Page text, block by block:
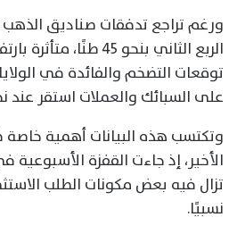
ورغم تراجع تدفقات صناديق الذهب
الربع الثاني بنحو 45 طنًا،
توقعات التضخم والفائدة في
على السبائك والعملات استقر عند نحو 307
وتكتسب هذه البيانات أهمية خاصة
الأخير، إذ جاءت القفزة
تزال فيه بعض مكونات الطلب
نسبيًا.